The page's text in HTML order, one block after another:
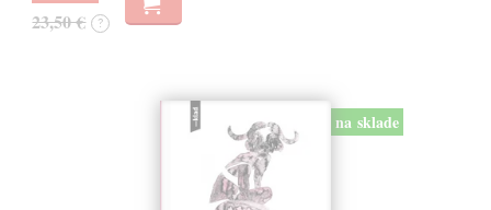
23,50 € ?
na sklade